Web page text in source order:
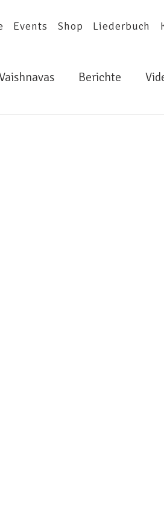
Events Shop Liederbuch
Berichte